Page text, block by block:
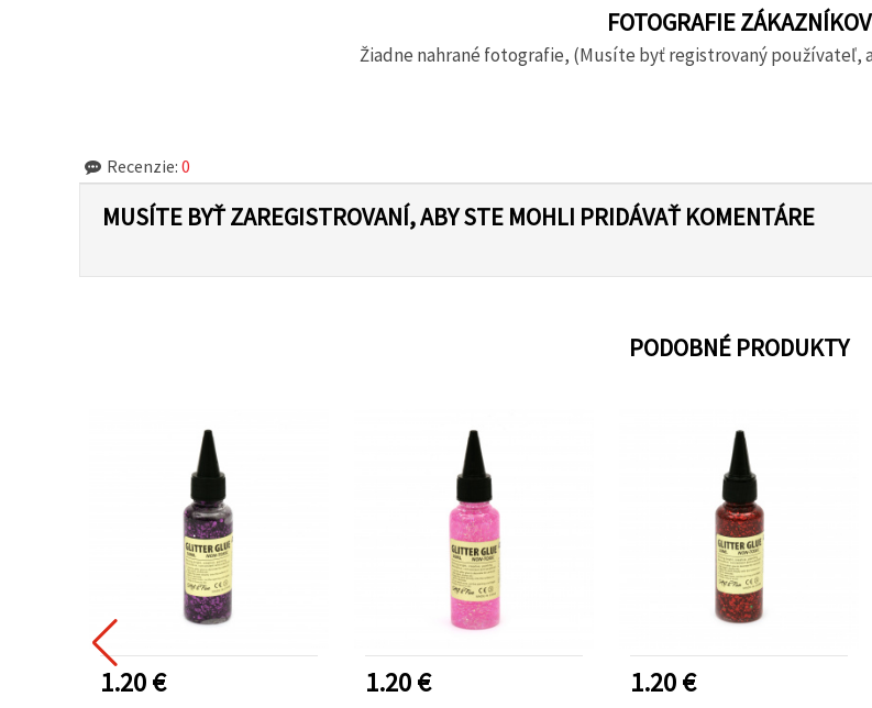
FOTOGRAFIE ZÁKAZNÍKOV
Žiadne nahrané fotografie, (Musíte byť registrovaný používateľ,
Recenzie: 0
MUSÍTE BYŤ ZAREGISTROVANÍ, ABY STE MOHLI PRIDÁVAŤ KOMENTÁRE
PODOBNÉ PRODUKTY
1.20 € 1.20 € 1.20 €